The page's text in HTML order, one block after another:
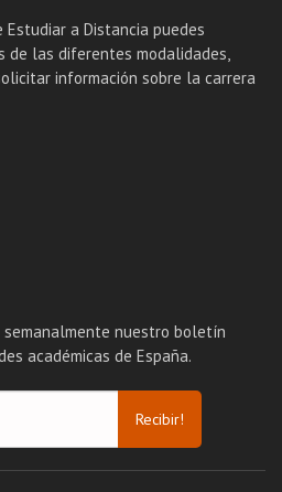
a Distancia puedes
de las diferentes modalidades,
información sobre la carrera
nuestro boletín
académicas de España.
Recibir!